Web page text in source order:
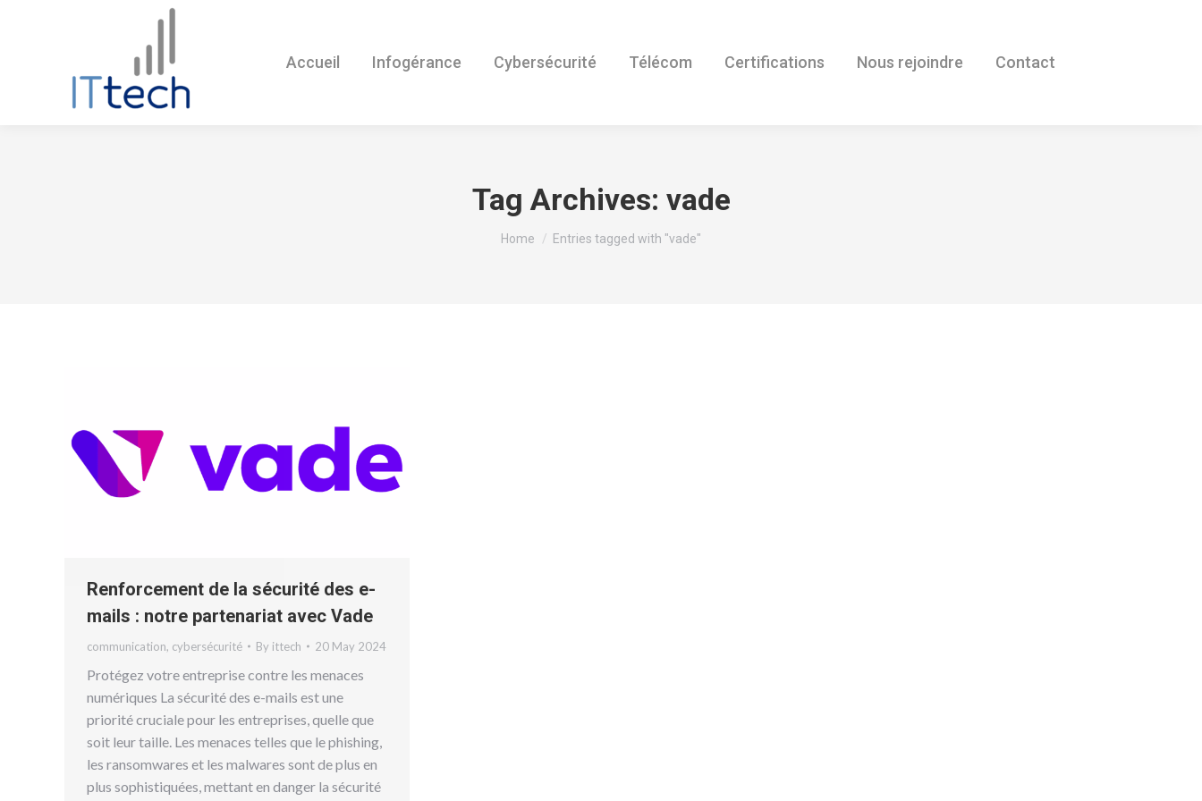
Accueil Infogérance Cybersécurité Télécom Certifications Nous rejoindre Contact
Tag Archives: vade
You are here:
Home Entries tagged with "vade"
Renforcement de la sécurité des e-
mails : notre partenariat avec Vade
communication, cybersécurité By ittech 20 May 2024
Protégez votre entreprise contre les menaces
numériques La sécurité des e-mails est une
priorité cruciale pour les entreprises, quelle que
soit leur taille. Les menaces telles que le phishing,
les ransomwares et les malwares sont de plus en
plus sophistiquées, mettant en danger la sécurité